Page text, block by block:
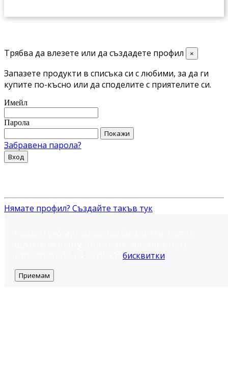
Трябва да влезете или да създадете профил ×
Запазете продукти в списъка си с любими, за да ги
купите по-късно или да споделите с приятелите си.
Имейл
Парола
Покажи
Забравена парола?
Вход
Нямате профил? Създайте такъв тук
бисквитки
Приемам